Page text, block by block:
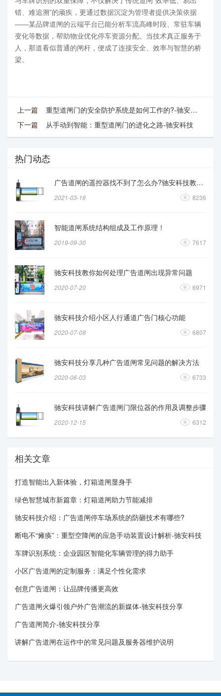
错、难追溯”的顽疾，更通过数据沉淀为管理者提供决策依据
——某品牌道闸的云端平台已能分析车流高峰时段、常驻车辆
变化等数据，帮助物业优化停车资源分配。当技术真正服务于
人，那道看似普通的闸杆，便成了连接安全、效率与智慧的桥
梁。
上一篇 重型道闸门的安全防护系统是如何工作的?-驰安科技
下一篇 从手动到智能：重型道闸门的进化之路-驰安科技
热门动态
广告道闸的遥控器找不到了怎么办?驰安科技教你操作
2021-03-16 8236
智能道闸系统结构组成及工作原理！
2019-09-30 7617
驰安科技教你如何处理广告道闸出现异常问题
2020-07-20 6971
驰安科技介绍小区人行通道广告门核心功能
2020-07-08 6807
驰安科技分享几种广告道闸常见问题的解决方法
2020-06-03 6733
驰安科技讲解广告道闸门限位器的作用及调整步骤
2020-12-15 6312
相关文章
打造智能出入新体验，灯箱道闸显身手
绿色智慧城市新篇章：灯箱道闸助力节能减排
驰安科技介绍：广告道闸停车场系统的防砸技术有哪些?
断电不“瘫痪”：重型空降闸的应急手动装置设计解析-驰安科技
车牌识别系统：企业园区智能化车辆管理的得力助手
小区广告道闸的定制服务：满足个性化需求
创意广告道闸：让品牌传播更高效
广告道闸火爆引领户外广告潮流的新媒体-驰安科技分享
广告道闸简介-驰安科技分享
讲解广告道闸在运作中的常见问题及服务器维护说明